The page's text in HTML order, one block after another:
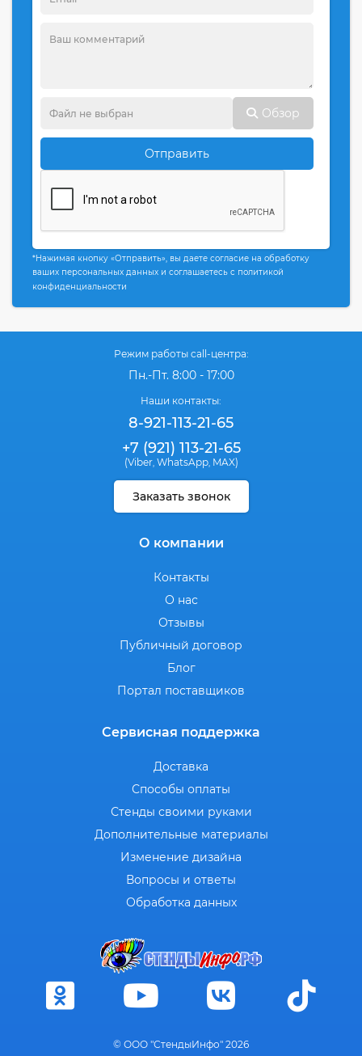
Обзор
Отправить
*Нажимая кнопку «Отправить», вы даете согласие на обработку
ваших персональных данных и соглашаетесь с политикой
конфиденциальности
Режим работы call-центра:
Пн.-Пт. 8:00 - 17:00
Наши контакты:
8-921-113-21-65
+7 (921) 113-21-65
(Viber, WhatsApp, MAX)
Заказать звонок
О компании
Контакты
О нас
Отзывы
Публичный договор
Блог
Портал поставщиков
Сервисная поддержка
Доставка
Способы оплаты
Стенды своими руками
Дополнительные материалы
Изменение дизайна
Вопросы и ответы
Обработка данных
© ООО "СтендыИнфо" 2026